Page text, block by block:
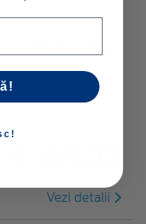
Distanțier
Vezi detalii